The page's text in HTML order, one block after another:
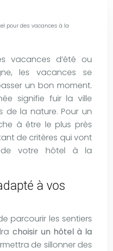
pour des vacances à la
vacances d’été ou
les vacances se
un bon moment.
signifie fuir la ville
de la nature. Pour un
à être le plus près
de critères qui vont
de votre hôtel à la
à vos
parcourir les sentiers
choisir un hôtel à la
de sillonner des